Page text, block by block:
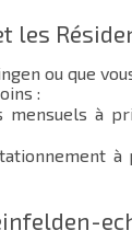
les
ou que
:
mensuels à
à